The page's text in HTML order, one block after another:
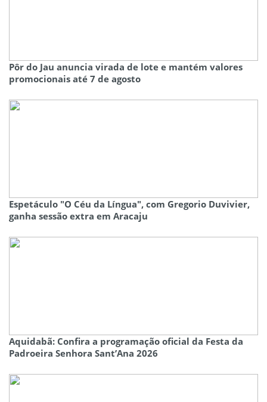
Pôr do Jau anuncia virada de lote e mantém valores
promocionais até 7 de agosto
Espetáculo "O Céu da Língua", com Gregorio Duvivier,
ganha sessão extra em Aracaju
Aquidabã: Confira a programação oficial da Festa da
Padroeira Senhora Sant’Ana 2026